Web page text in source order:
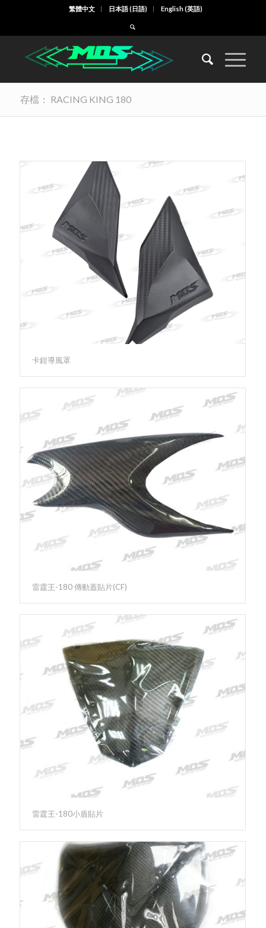
繁體中文 日本語(日語) English(英語)
存檔： RACING KING 180
卡鉗導風罩
雷霆王-180 傳動蓋貼片(CF)
雷霆王-180小盾貼片